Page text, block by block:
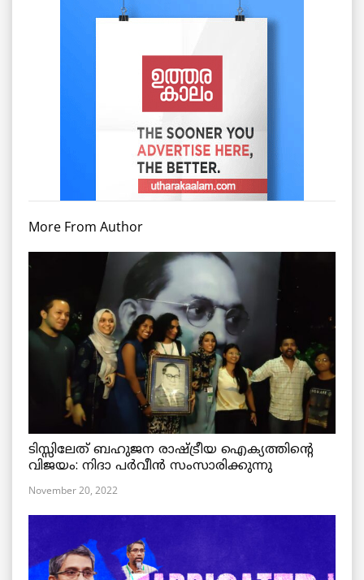
More From Author
ടിസ്സിലേത് ബഹുജന രാഷ്ട്രീയ ഐക്യത്തിന്റെ
വിജയം: നിദാ പർവീൻ സംസാരിക്കുന്നു
November 20, 2022